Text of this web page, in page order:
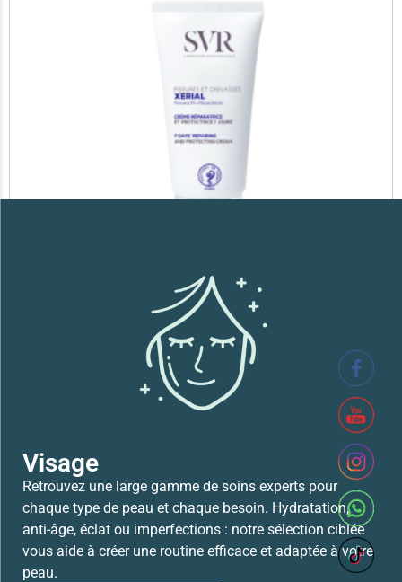
SVR XERIAL FISSURES ET CREVASSES
Visage
Retrouvez une large gamme de soins experts pour
chaque type de peau et chaque besoin. Hydratation,
anti-âge, éclat ou imperfections : notre sélection ciblée
vous aide à créer une routine efficace et adaptée à votre
peau.